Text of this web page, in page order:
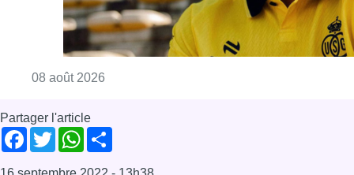
Conseil communal
Cureghem
Good Move
Anderlecht
Offres d’emploi